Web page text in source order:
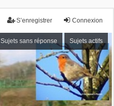
Connexion
S’enregistrer
Sujets sans réponse Sujets actifs